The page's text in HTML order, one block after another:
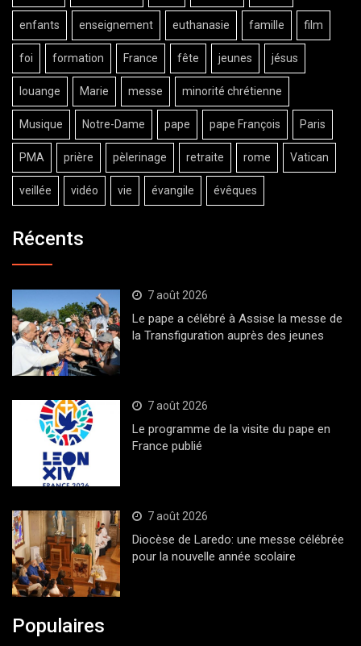
enfants enseignement euthanasie famille film
foi formation France fête jeunes jésus
louange Marie messe minorité chrétienne
Musique Notre-Dame pape pape François Paris
PMA prière pèlerinage retraite rome Vatican
veillée vidéo vie évangile évêques
Récents
7 août 2026
Le pape a célébré à Assise la messe de
la Transfiguration auprès des jeunes
7 août 2026
Le programme de la visite du pape en
France publié
7 août 2026
Diocèse de Laredo: une messe célébrée
pour la nouvelle année scolaire
Populaires